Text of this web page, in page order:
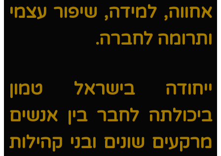
אחווה, למידה, שיפור עצמי
ותרומה לחברה.
ייחודה בישראל טמון
ביכולתה לחבר בין אנשים
מרקעים שונים ובני קהילות